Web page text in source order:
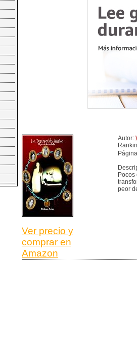
Ver precio y
comprar en
Amazon
Autor:
peor